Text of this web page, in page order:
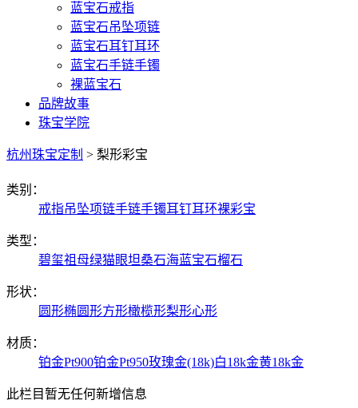
蓝宝石戒指
蓝宝石吊坠项链
蓝宝石耳钉耳环
蓝宝石手链手镯
裸蓝宝石
品牌故事
珠宝学院
杭州珠宝定制 > 梨形彩宝
类别：
戒指吊坠项链手链手镯耳钉耳环裸彩宝
类型：
碧玺祖母绿猫眼坦桑石海蓝宝石榴石
形状：
圆形椭圆形方形橄榄形梨形心形
材质：
铂金Pt900铂金Pt950玫瑰金(18k)白18k金黄18k金
此栏目暂无任何新增信息